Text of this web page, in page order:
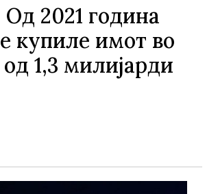
Од 2021 година
купиле имот во
1,3 милијарди